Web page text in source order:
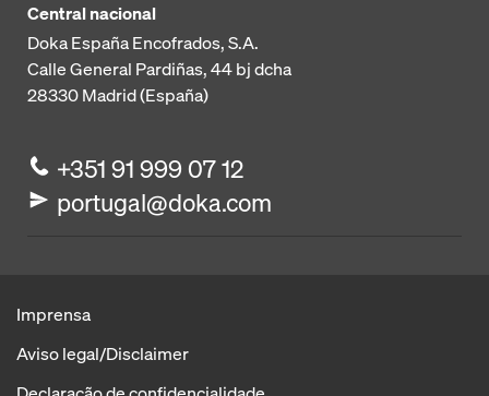
Central nacional
Doka España Encofrados, S.A.
Calle General Pardiñas, 44 bj dcha
28330Madrid (España)
+351 91 999 07 12
portugal@doka.com
Imprensa
Aviso legal/Disclaimer